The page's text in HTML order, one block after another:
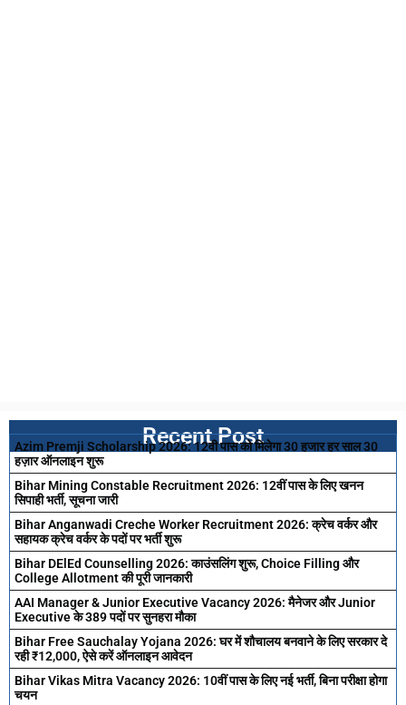
Recent Post
Azim Premji Scholarship 2026: 12वी पास को मिलेगा 30 हजार हर साल 30
हज़ार ऑनलाइन शुरू
Bihar Mining Constable Recruitment 2026: 12वीं पास के लिए खनन
सिपाही भर्ती, सूचना जारी
Bihar Anganwadi Creche Worker Recruitment 2026: क्रेच वर्कर और
सहायक क्रेच वर्कर के पदों पर भर्ती शुरू
Bihar DElEd Counselling 2026: काउंसलिंग शुरू, Choice Filling और
College Allotment की पूरी जानकारी
AAI Manager & Junior Executive Vacancy 2026: मैनेजर और Junior
Executive के 389 पदों पर सुनहरा मौका
Bihar Free Sauchalay Yojana 2026: घर में शौचालय बनवाने के लिए सरकार दे
रही ₹12,000, ऐसे करें ऑनलाइन आवेदन
Bihar Vikas Mitra Vacancy 2026: 10वीं पास के लिए नई भर्ती, बिना परीक्षा होगा
चयन